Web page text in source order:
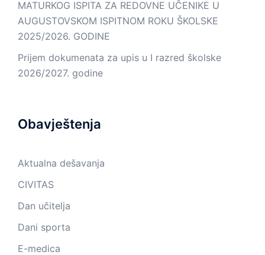
MATURKOG ISPITA ZA REDOVNE UČENIKE U
AUGUSTOVSKOM ISPITNOM ROKU ŠKOLSKE
2025/2026. GODINE
Prijem dokumenata za upis u I razred školske
2026/2027. godine
Obavještenja
Aktualna dešavanja
CIVITAS
Dan učitelja
Dani sporta
E-medica